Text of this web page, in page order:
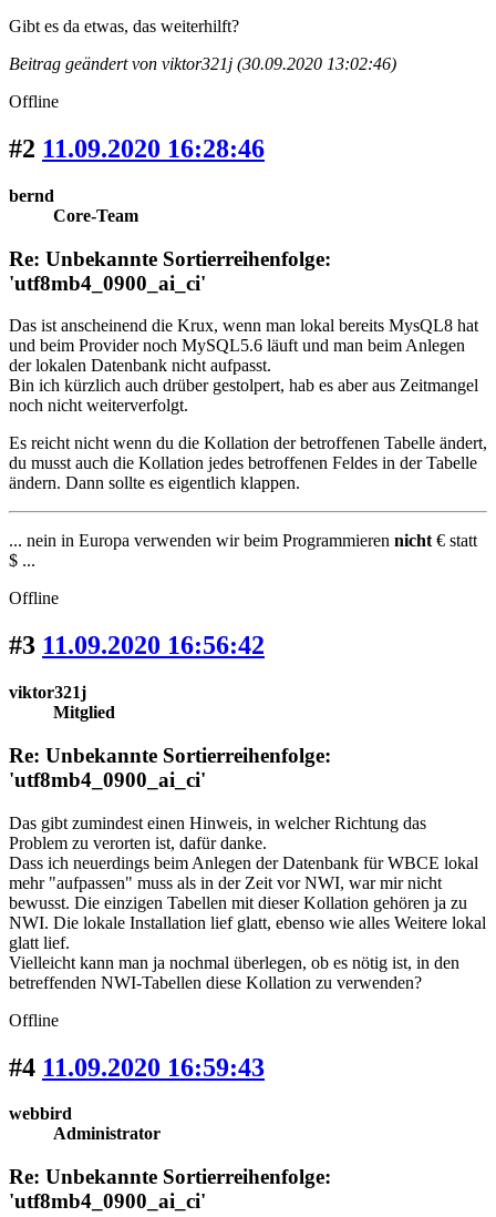
Gibt es da etwas, das weiterhilft?
Beitrag geändert von viktor321j (30.09.2020 13:02:46)
Offline
#2 11.09.2020 16:28:46
bernd
Core-Team
Re: Unbekannte Sortierreihenfolge:
'utf8mb4_0900_ai_ci'
Das ist anscheinend die Krux, wenn man lokal bereits MysQL8 hat
und beim Provider noch MySQL5.6 läuft und man beim Anlegen
der lokalen Datenbank nicht aufpasst.
Bin ich kürzlich auch drüber gestolpert, hab es aber aus Zeitmangel
noch nicht weiterverfolgt.
Es reicht nicht wenn du die Kollation der betroffenen Tabelle ändert,
du musst auch die Kollation jedes betroffenen Feldes in der Tabelle
ändern. Dann sollte es eigentlich klappen.
... nein in Europa verwenden wir beim Programmieren nicht € statt
$ ...
Offline
#3 11.09.2020 16:56:42
viktor321j
Mitglied
Re: Unbekannte Sortierreihenfolge:
'utf8mb4_0900_ai_ci'
Das gibt zumindest einen Hinweis, in welcher Richtung das
Problem zu verorten ist, dafür danke.
Dass ich neuerdings beim Anlegen der Datenbank für WBCE lokal
mehr "aufpassen" muss als in der Zeit vor NWI, war mir nicht
bewusst. Die einzigen Tabellen mit dieser Kollation gehören ja zu
NWI. Die lokale Installation lief glatt, ebenso wie alles Weitere lokal
glatt lief.
Vielleicht kann man ja nochmal überlegen, ob es nötig ist, in den
betreffenden NWI-Tabellen diese Kollation zu verwenden?
Offline
#4 11.09.2020 16:59:43
webbird
Administrator
Re: Unbekannte Sortierreihenfolge:
'utf8mb4_0900_ai_ci'